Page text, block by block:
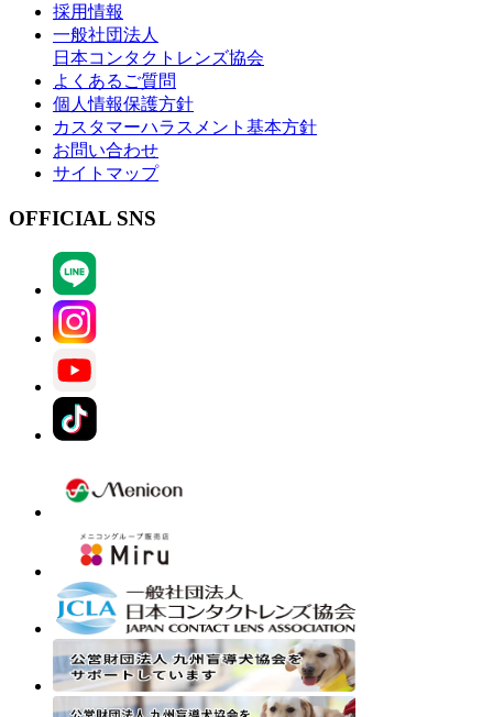
採用情報
一般社団法人
日本コンタクトレンズ協会
よくあるご質問
個人情報保護方針
カスタマーハラスメント基本方針
お問い合わせ
サイトマップ
OFFICIAL SNS